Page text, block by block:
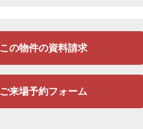
この物件の資料請求
ご来場予約フォーム